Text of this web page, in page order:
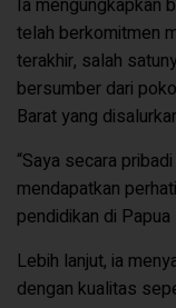
Ia mengungkapkan
telah berkomitmen
terakhir, salah
bersumber dari
Barat yang
“Saya secara
mendapatkan
pendidikan di Papua
Lebih lanjut, ia
dengan kualitas